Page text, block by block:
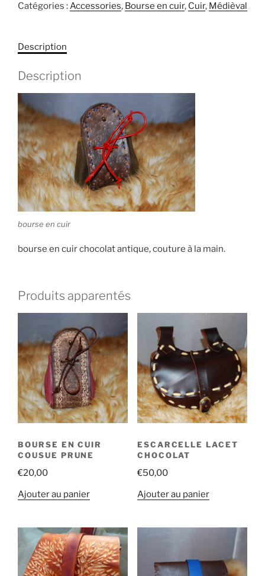
Catégories :Accessories, Bourse en cuir, Cuir, Médièval
Description
Description
bourse en cuir
bourse en cuir chocolat antique, couture à la main.
Produits apparentés
BOURSE EN CUIR
COUSUE PRUNE
€20,00
Ajouter au panier
ESCARCELLE LACET
CHOCOLAT
€50,00
Ajouter au panier